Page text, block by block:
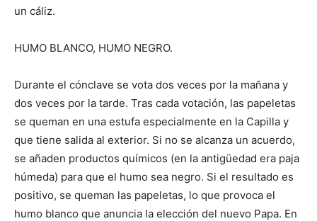
un cáliz.
HUMO BLANCO, HUMO NEGRO.
Durante el cónclave se vota dos veces por la mañana y
dos veces por la tarde. Tras cada votación, las papeletas
se queman en una estufa especialmente en la Capilla y
que tiene salida al exterior. Si no se alcanza un acuerdo,
se añaden productos químicos (en la antigüedad era paja
húmeda) para que el humo sea negro. Si el resultado es
positivo, se queman las papeletas, lo que provoca el
humo blanco que anuncia la elección del nuevo Papa. En